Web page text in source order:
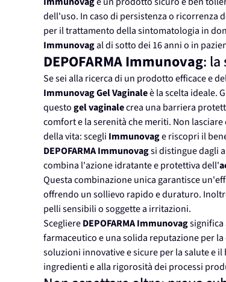
dell'uso. In caso di persistenza o ricorrenza
per il trattamento della sintomatologia in
Immunovagal di sotto dei 16 anni o in
DEPOFARMA Immunovag: la
Se sei alla ricerca di un prodotto efficace e
Immunovag Gel Vaginaleè la scelta ideale.
questogel vaginalecrea una barriera
comfort e la serenità che meriti. Non lasciare
della vita: scegli Immunovage riscopri il
DEPOFARMA Immunovagsi distingue dagli
combina l'azione idratante e protettiva dell'
Questa combinazione unica garantisce
offrendo un sollievo rapido e duraturo.
pelli sensibili o soggette a irritazioni.
ScegliereDEPOFARMA Immunovagsignifica
farmaceutico e una solida reputazione per
soluzioni innovative e sicure per la salute e
ingredienti e alla rigorosità dei processi